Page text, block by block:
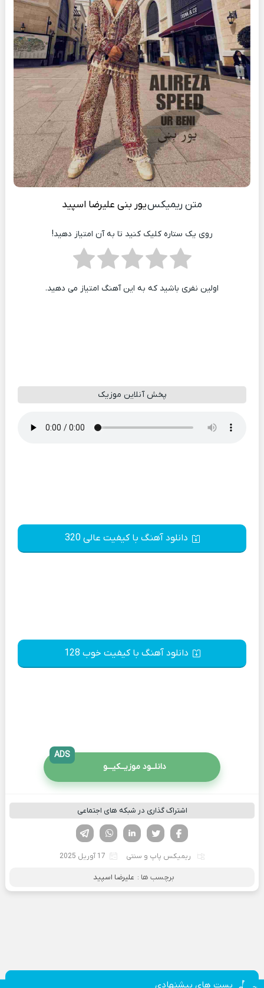
متن ریمیکسیور بنی علیرضا اسپید
روی یک ستاره کلیک کنید تا به آن امتیاز دهید!
اولین نفری باشید که به این آهنگ امتیاز می دهید.
پخش آنلاین موزیک
دانلود آهنگ با کیفیت عالی 320
دانلود آهنگ با کیفیت خوب 128
دانلــود موزیــکیـــو
ADS
اشتراک گذاری در شبکه های اجتماعی
لینکدین تویتر
فیسوک
ریمیکس پاپ و سنتی 17 آوریل 2025
برچسب ها : علیرضا اسپید
پست های پیشنهادی